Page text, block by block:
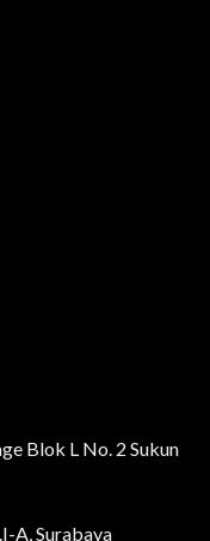
Blok L No. 2 Sukun
A, Surabaya